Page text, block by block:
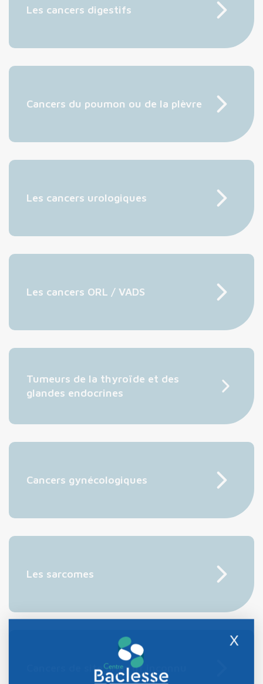
Les cancers digestifs
Cancers du poumon ou de la plèvre
Les cancers urologiques
Les cancers ORL / VADS
Tumeurs de la thyroïde et des
glandes endocrines
Cancers gynécologiques
Les sarcomes
Cancers de site primitif inconnu
X